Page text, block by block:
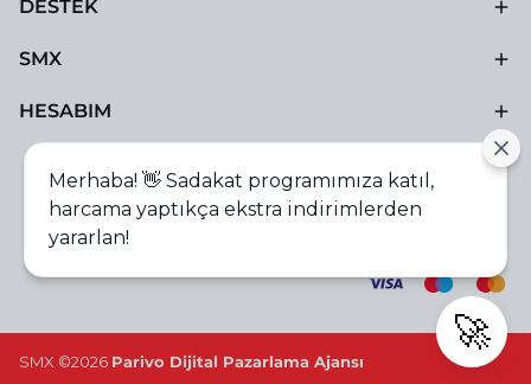
DESTEK
SMX
HESABIM
SMX ©2026 Parivo Dijital Pazarlama Ajansı
Merhaba! 👋 Sadakat programımıza katıl,
harcama yaptıkça ekstra indirimlerden
yararlan!
🚀